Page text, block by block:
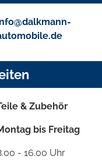
& Zubehör
bis Freitag
- 16.00 Uhr